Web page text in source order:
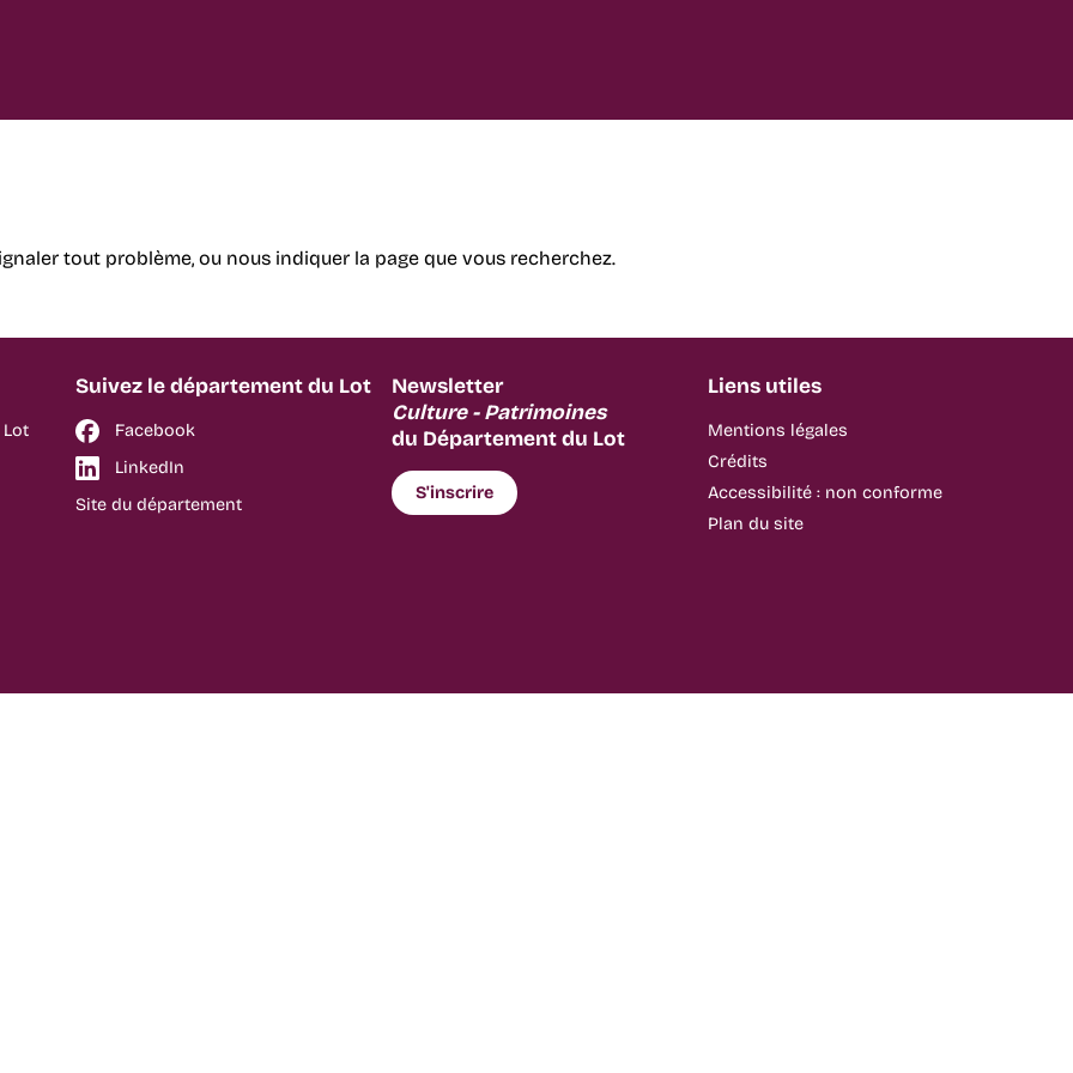
tout problème, ou nous indiquer la page que vous recherchez.
Suivez le département du Lot
Facebook
LinkedIn
Site du département
Newsletter
Culture - Patrimoines
du Département du Lot
S'inscrire
Liens utiles
Mentions légales
Crédits
Accessibilité : non conforme
Plan du site